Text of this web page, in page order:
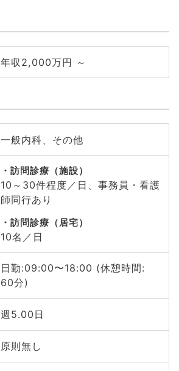
年収2,000万円 ～
一般内科、その他
訪問診療（施設）
10～30件程度／日、事務員・看護
師同行あり
訪問診療（居宅）
10名／日
日勤:09:00〜18:00 (休憩時間:
60分)
週5.00日
原則無し